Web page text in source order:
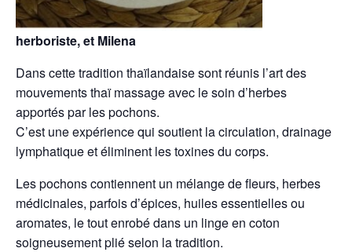
herboriste, et Milena
Dans cette tradition thaïlandaise sont réunis l’art des
mouvements thaï massage avec le soin d’herbes
apportés par les pochons.
C’est une expérience qui soutient la circulation, drainage
lymphatique et éliminent les toxines du corps.
Les pochons contiennent un mélange de fleurs, herbes
médicinales, parfois d’épices, huiles essentielles ou
aromates, le tout enrobé dans un linge en coton
soigneusement plié selon la tradition.